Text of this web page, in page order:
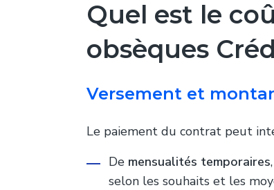
Quel est le
obsèques
Versement et
Le paiement du contrat peut
De mensualités temporaires
selon les souhaits et les